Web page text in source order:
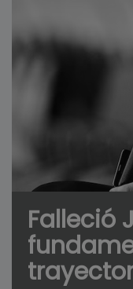
Falleció